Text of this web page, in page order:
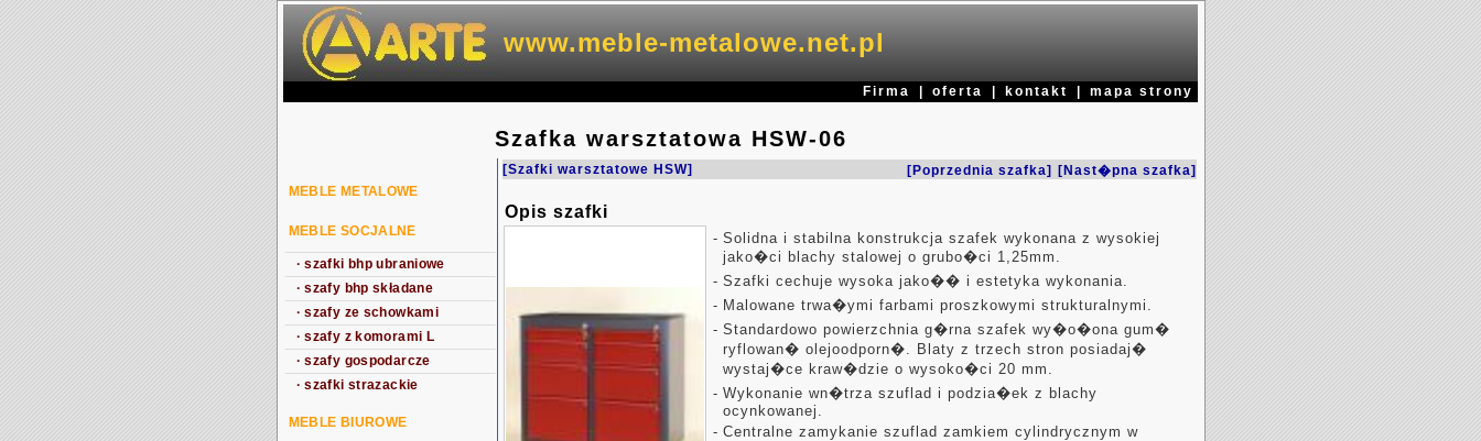
www.meble-metalowe.net.pl
Firma oferta kontakt mapa strony
Szafka warsztatowa HSW-06
MEBLE METALOWE
MEBLE SOCJALNE
· szafki bhp ubraniowe
· szafy bhp składane
· szafy ze schowkami
· szafy z komorami L
· szafy gospodarcze
· szafki strazackie
MEBLE BIUROWE
[Szafki warsztatowe HSW] [Poprzednia szafka] [Nast�pna szafka]
Opis szafki
- Solidna i stabilna konstrukcja szafek wykonana z wysokiej
jako�ci blachy stalowej o grubo�ci 1,25mm.
- Szafki cechuje wysoka jako�� i estetyka wykonania.
- Malowane trwa�ymi farbami proszkowymi strukturalnymi.
- Standardowo powierzchnia g�rna szafek wy�o�ona gum�
ryflowan� olejoodporn�. Blaty z trzech stron posiadaj�
wystaj�ce kraw�dzie o wysoko�ci 20 mm.
- Wykonanie wn�trza szuflad i podzia�ek z blachy
ocynkowanej.
- Centralne zamykanie szuflad zamkiem cylindrycznym w